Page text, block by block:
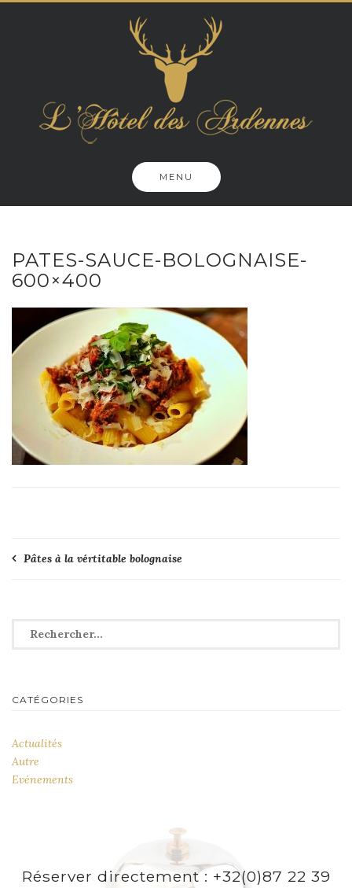
MENU
PATES-SAUCE-BOLOGNAISE-
600×400
Navigation
Pâtes à la vértitable bolognaise
Rechercher :
CATÉGORIES
Actualités
Autre
Evénements
Réserver directement : +32(0)87 22 39